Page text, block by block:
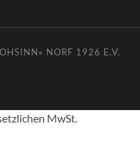
NORF 1926 E.V.
MwSt.